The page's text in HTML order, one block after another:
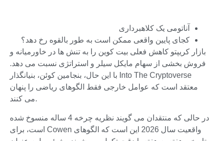
آناتومی یک کلاهبرداری
کجای پایین واقعی ممکن است به طور بالقوه رخ دهد؟
بازار کریپتو کاهش فعلی بیت کوین را به تنش ها در خاورمیانه و
فروش بخشی از سهام مایکل سیلر و استراتژی نسبت می دهد.
با این حال، بنجامین کوئن، بنیانگذار Into The Cryptoverse
معتقد است که عوامل خارجی فقط الگوهای ریاضی را پنهان
می کنند.
در حالی که منتقدان می گویند نظریه چرخه 4 ساله منسوخ شده
است، برای Cowen واقعیت سال 2026 این است که الگوهای